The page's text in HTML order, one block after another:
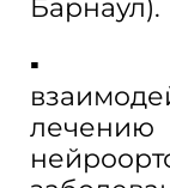
Барнаул).